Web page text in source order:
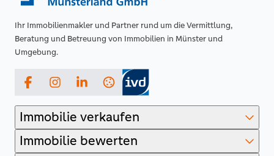
Ihr Immobilienmakler und Partner rund um die Vermittlung,
Beratung und Betreuung von Immobilien in Münster und
Umgebung.
FacebookInstagramLinkedIn
Immobilie verkaufen
Immobilie bewerten